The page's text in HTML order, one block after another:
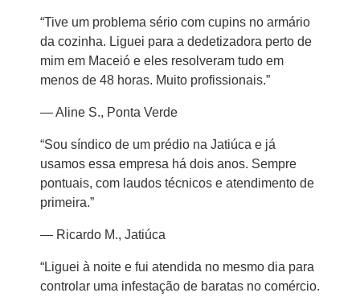
“Tive um problema sério com cupins no armário
da cozinha. Liguei para a dedetizadora perto de
mim em Maceió e eles resolveram tudo em
menos de 48 horas. Muito profissionais.”
— Aline S., Ponta Verde
“Sou síndico de um prédio na Jatiúca e já
usamos essa empresa há dois anos. Sempre
pontuais, com laudos técnicos e atendimento de
primeira.”
— Ricardo M., Jatiúca
“Liguei à noite e fui atendida no mesmo dia para
controlar uma infestação de baratas no comércio.